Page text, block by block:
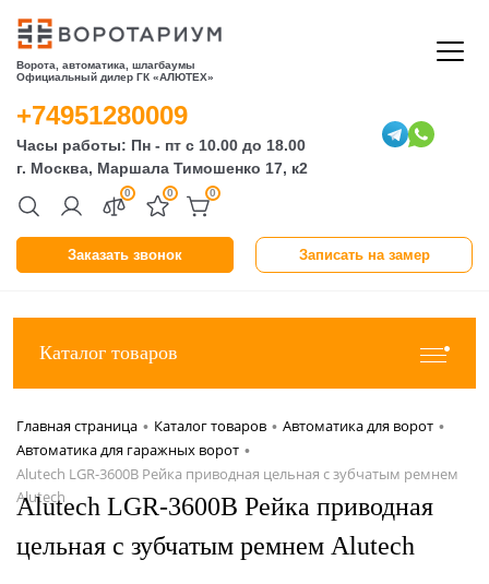
Ворота, автоматика, шлагбаумы
Официальный дилер ГК «АЛЮТЕХ»
Заказать звонок Записать на замер
0 0 0
+74951280009
Часы работы: Пн - пт с 10.00 до 18.00
г. Москва, Маршала Тимошенко 17, к2
Каталог товаров
Главная страница • Каталог товаров • Автоматика для ворот •
Автоматика для гаражных ворот •
Alutech LGR-3600B Рейка приводная цельная с зубчатым ремнем
Alutech
Alutech LGR-3600B Рейка приводная
цельная с зубчатым ремнем Alutech